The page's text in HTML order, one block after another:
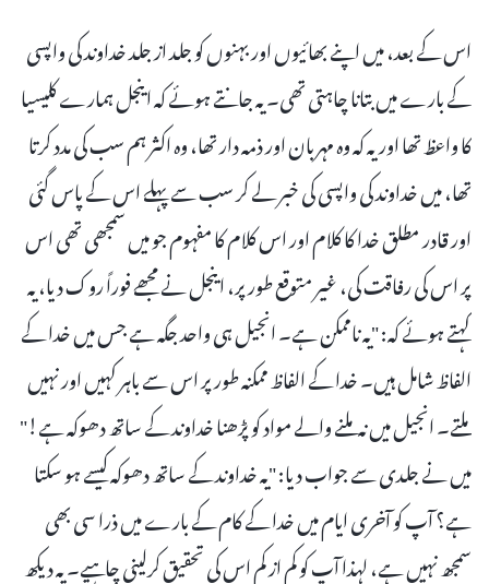
اس کے بعد، میں اپنے بھائیوں اور بہنوں کو جلد از جلد خداوند کی واپسی
کے بارے میں بتانا چاہتی تھی۔ یہ جانتے ہوئے کہ اینجل ہمارے کلیسیا
کا واعظ تھا اوریہ کہ وہ مہربان اور ذمہ دار تھا، وہ اکثر ہم سب کی مدد کرتا
تھا، میں خداوند کی واپسی کی خبر لے کر سب سے پہلے اس کے پاس گئی
اور قادر مطلق خدا کا کلام اور اس کلام کا مفہوم جو میں سمجھی تھی اس
پر اس کی رفاقت کی، غیر متوقع طور پر، اینجل نے مجھے فوراً روک دیا، یہ
کہتے ہوئے کہ: "یہ ناممکن ہے۔ انجیل ہی واحد جگہ ہے جس میں خدا کے
الفاظ شامل ہیں۔ خدا کے الفاظ ممکنہ طور پر اس سے باہر کہیں اور نہیں
ملتے۔ انجیل میں نہ ملنے والے مواد کو پڑھنا خداوند کے ساتھ دھوکہ ہے!"
میں نے جلدی سے جواب دیا: "یہ خداوند کے ساتھ دھوکہ کیسے ہو سکتا
ہے؟ آپ کو آخری ایام میں خدا کے کام کے بارے میں ذرا سی بھی
سمجھ نہیں ہے، لہذا آپ کو کم از کم اس کی تحقیق کرلینی چاہیے۔ یہ دیکھ